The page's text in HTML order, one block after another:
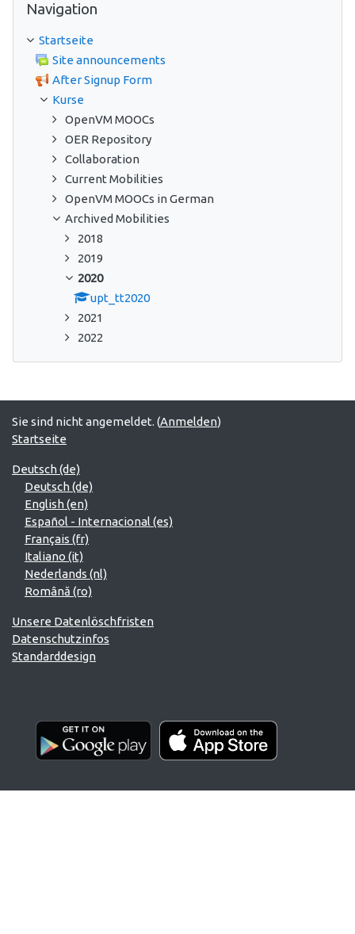
Navigation
Startseite
Site announcements
After Signup Form
Kurse
OpenVM MOOCs
OER Repository
Collaboration
Current Mobilities
OpenVM MOOCs in German
Archived Mobilities
2018
2019
2020
upt_tt2020
2021
2022
Sie sind nicht angemeldet. (Anmelden)
Startseite
Deutsch ‎(de)‎
Deutsch ‎(de)‎
English ‎(en)‎
Español - Internacional ‎(es)‎
Français ‎(fr)‎
Italiano ‎(it)‎
Nederlands ‎(nl)‎
Română ‎(ro)‎
Unsere Datenlöschfristen
Datenschutzinfos
Standarddesign